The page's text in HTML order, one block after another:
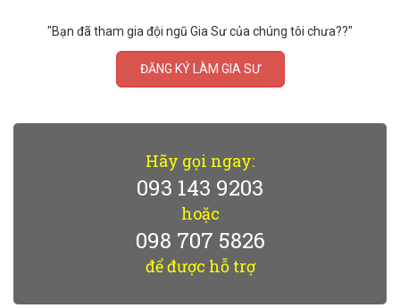
"Bạn đã tham gia đội ngũ Gia Sư của chúng tôi chưa??"
ĐĂNG KÝ LÀM GIA SƯ
Hãy gọi ngay:
093 143 9203
hoặc
098 707 5826
để được hỗ trợ